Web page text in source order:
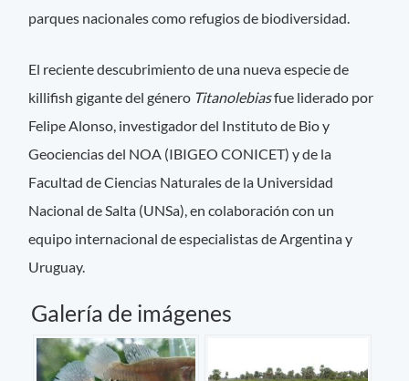
parques nacionales como refugios de biodiversidad.
El reciente descubrimiento de una nueva especie de
killifish gigante del género Titanolebiasfue liderado por
Felipe Alonso, investigador del Instituto de Bio y
Geociencias del NOA (IBIGEO CONICET) y de la
Facultad de Ciencias Naturales de la Universidad
Nacional de Salta (UNSa), en colaboración con un
equipo internacional de especialistas de Argentina y
Uruguay.
Galería de imágenes